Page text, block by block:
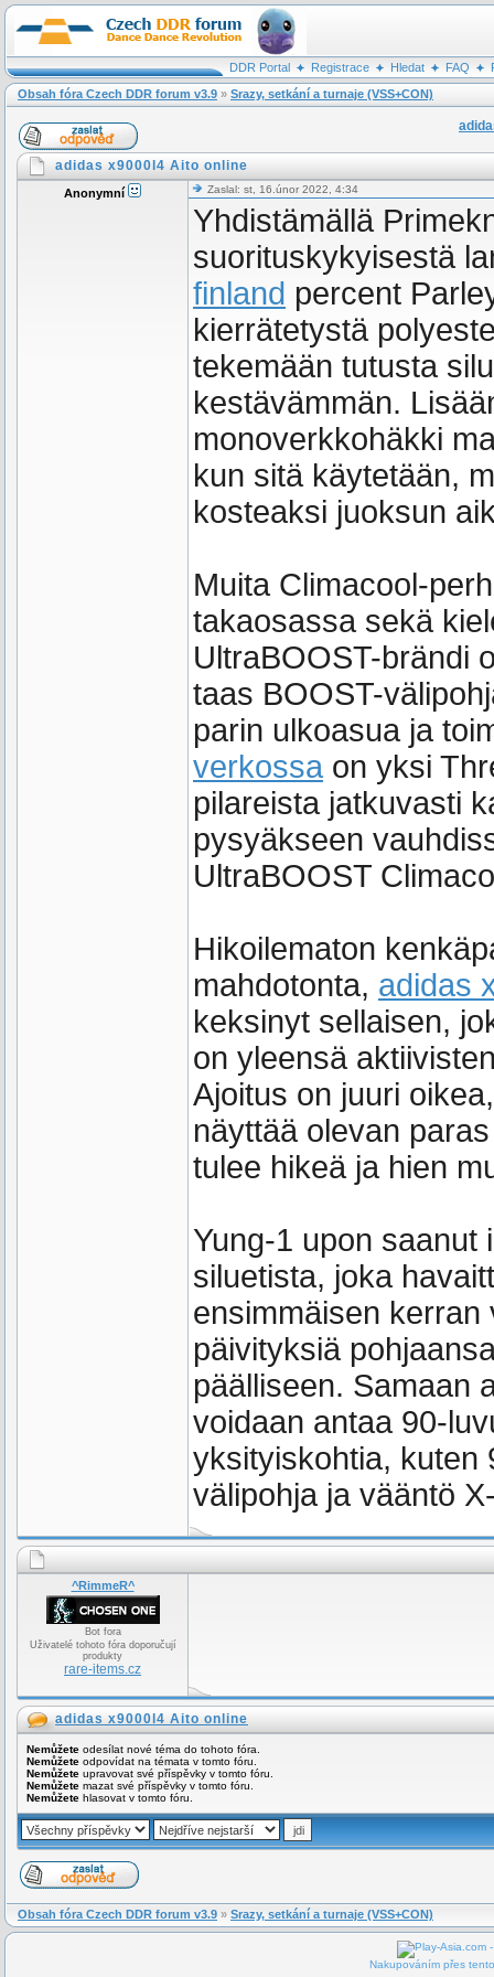
DDR Portal Registrace Hledat FAQ
Obsah fóra Czech DDR forum v3.9 » Srazy, setkání a turnaje (VSS+CON)
adidas x9000l4 Aito online
Anonymní Zaslal: st, 16.únor 2022, 4:34
Yhdistämällä
suorituskykyisestä
finland percent
kierrätetystä
tekemään tutusta
kestävämmän.
monoverkkohäkki
kun sitä käytetään,
kosteaksi juoksun
Muita Climacool-
takaosassa sekä
UltraBOOST-brändi
taas BOOST-
parin ulkoasua ja
verkossa on yksi
pilareista jatkuvasti
pysyäkseen
UltraBOOST
Hikoilematon
mahdotonta, adidas
keksinyt sellaisen,
on yleensä
Ajoitus on juuri
näyttää olevan
tulee hikeä ja hien
Yung-1 upon saanut
siluetista, joka
ensimmäisen kerran
päivityksiä
päälliseen. Samaan
voidaan antaa 90-
yksityiskohtia, kuten
välipohja ja vääntö
^RimmeR^
Bot fora
Uživatelé tohoto fóra doporučují
produkty
rare-items.cz
adidas x9000l4 Aito online
Nemůžete odesílat nové téma do tohoto fóra.
Nemůžete odpovídat na témata v tomto fóru.
Nemůžete upravovat své příspěvky v tomto fóru.
Nemůžete mazat své příspěvky v tomto fóru.
Nemůžete hlasovat v tomto fóru.
Obsah fóra Czech DDR forum v3.9 » Srazy, setkání a turnaje (VSS+CON)
Nakupováním přes